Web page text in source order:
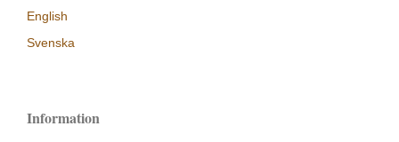
English
Svenska
Information